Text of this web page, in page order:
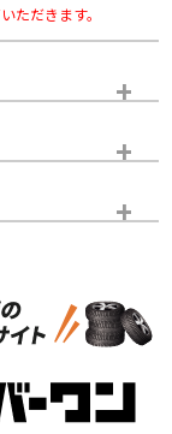
ただきます。
りますので、あら
外し品（新古
付き